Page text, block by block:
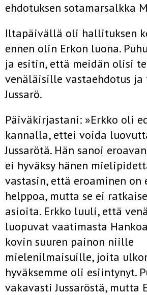
ehdo­tuksen sotamarsalkka
Iltapäivällä oli hallituksen
ennen olin Erkon luona.
ja esitin, että meidän olisi
venäläisille vasta­ehdotus
Jussarö.
Päiväkirjastani: »Erkko oli
kannalla, ettei voida
Jussarötä. Hän sanoi
ei hyväksy hänen
vastasin, että eroaminen on
helppoa, mutta se ei
asioita. Erkko luuli, että
luopuvat vaatimasta
kovin suuren painon niille
mielenilmaisuille, joita
hyväksemme oli esiintynyt.
vakavasti Jussaröstä, mutta